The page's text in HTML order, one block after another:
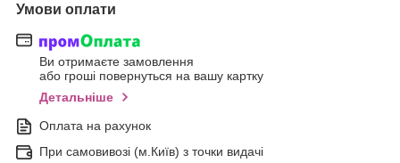
Умови оплати
Ви отримаєте замовлення
або гроші повернуться на вашу картку
Детальніше
Оплата на рахунок
При самовивозі (м.Київ) з точки видачі